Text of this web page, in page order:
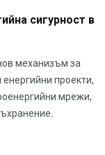
сигурност в
механизъм за
проекти,
мрежи,